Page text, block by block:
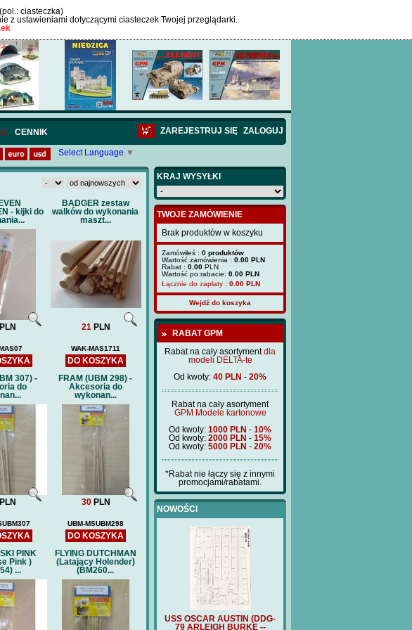
ciasteczka)
z ustawieniami dotyczącymi ciasteczek Twojej przeglądarki.
CENNIK ZALOGUJ
ZAREJESTRUJ SIĘ
Select Language ▼
- kijki do
PLN
BADGER zestaw
walków do wykonania
maszt...
21PLN
WAK-MAS1711
DO KOSZYKA
307) -
do
PLN
FRAM (UBM 298) -
Akcesoria do
wykonan...
30PLN
UBM-MSUBM298
DO KOSZYKA
PINK
Pink )
...
FLYING DUTCHMAN
(Latający Holender)
(BM260...
KRAJ WYSYŁKI
TWOJE ZAMÓWIENIE
Brak produktów w koszyku
Zamówiłeś : 0 produktów
Wartość zamówienia : 0.00 PLN
Rabat : 0.00 PLN
Wartość po rabacie: 0.00 PLN
Łącznie do zapłaty : 0.00 PLN
Wejdź do koszyka
RABAT GPM
Rabat na cały asortymentdla
modeli DELTA-te
Od kwoty: 40 PLN - 20%
Rabat na cały asortyment
GPM Modele kartonowe
Od kwoty: 1000 PLN - 10%
Od kwoty: 2000 PLN - 15%
Od kwoty: 5000 PLN - 20%
*Rabat nie łączy się z innymi
promocjami/rabatami.
NOWOŚCI
USS OSCAR AUSTIN (DDG-
79 ARLEIGH BURKE --
USS OSCAR AUSTIN (DDG-
79 ARLEIGH BURKE --
FURST BISMARCK (BM397)
-3D detale drukowane 3d